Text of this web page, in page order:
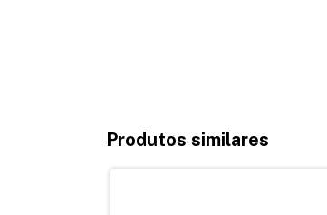
Produtos similares